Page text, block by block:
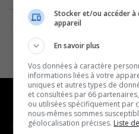
NOUVELLES
Stocker et/ou accéder
appareil
En savoir plus
Vos données à caractère
informations liées à votre
uniques et autres types de
et consultées par 66
ou utilisées spécifiquement par
nous-mêmes sommes
géolocalisation précises. Liste